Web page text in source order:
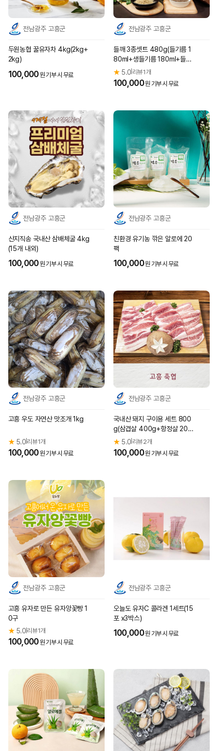
전남광주 고흥군
두원농협 꿀유자차 4kg(2kg+
2kg)
100,000원 기부 시 무료
전남광주 고흥군
들깨 3종셋트 480g(들기름 1
80ml+생들기름 180ml+들깨
가루 120g)
★ 5.0 리뷰 1개
100,000원 기부 시 무료
전남광주 고흥군
산지직송 국내산 삼배체굴 4kg
(15개 내외)
100,000원 기부 시 무료
전남광주 고흥군
친환경 유기농 깎은 알로에 20
팩
100,000원 기부 시 무료
전남광주 고흥군
고흥 우도 자연산 맛조개 1kg
★5.0| 리뷰 1개
100,000원 기부 시 무료
전남광주 고흥군
국내산 돼지 구이용 세트 800
g(삼겹살 400g+항정살 200
g+가브리살 200g)
★ 5.0 리뷰 2개
100,000원 기부 시 무료
전남광주 고흥군
고흥 유자로 만든 유자앙꽃빵 1
0구
★5.0| 리뷰 1개
100,000원 기부 시 무료
전남광주 고흥군
오늘도 유자C 콜라겐 1세트(15
포 x3박스)
100,000원 기부 시 무료